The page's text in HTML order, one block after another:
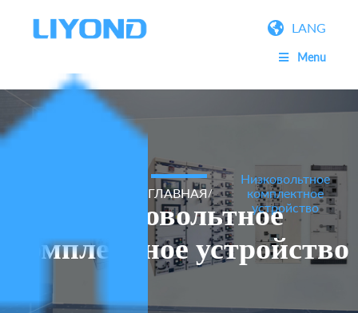
LANG
Menu
Низковольтное
комплектное устройство
ГЛАВНАЯ/
Низковольтное
комплектное
устройство